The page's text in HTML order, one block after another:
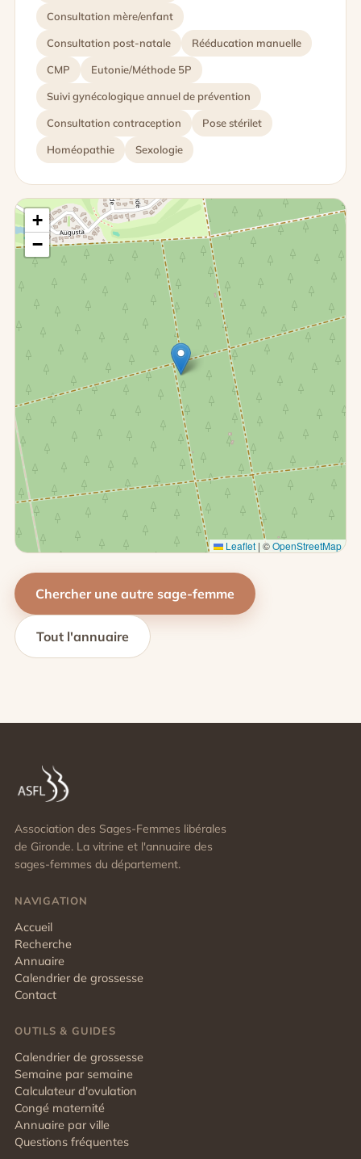
Consultation mère/enfant
Consultation post-natale Rééducation manuelle
CMP Eutonie/Méthode 5P
Suivi gynécologique annuel de prévention
Consultation contraception Pose stérilet
Homéopathie Sexologie
+
−
Leaflet | ©OpenStreetMap
Chercher une autre sage-femme
Tout l'annuaire
Association des Sages-Femmes libérales
de Gironde. La vitrine et l'annuaire des
sages-femmes du département.
NAVIGATION
Accueil
Recherche
Annuaire
Calendrier de grossesse
Contact
OUTILS & GUIDES
Calendrier de grossesse
Semaine par semaine
Calculateur d'ovulation
Congé maternité
Annuaire par ville
Questions fréquentes